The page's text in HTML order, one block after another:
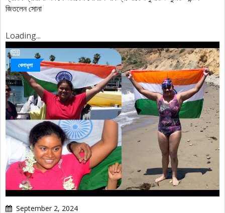
জিতলেন সোনা
Loading...
খেলাধুলা
September 2, 2024